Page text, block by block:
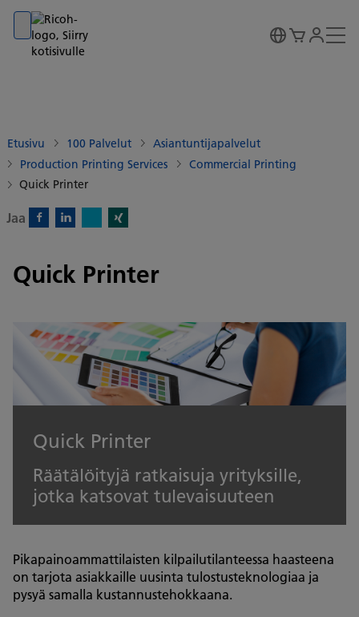
Go to banner
Go to content
Go to footer
Etusivu 100 Palvelut
Asiantuntijapalvelut
Production Printing Services
Commercial Printing
Quick Printer
Jaa
Quick Printer
Quick Printer
Räätälöityjä ratkaisuja yrityksille,
jotka katsovat tulevaisuuteen
Pikapainoammattilaisten kilpailutilanteessa haasteena
on tarjota asiakkaille uusinta tulostusteknologiaa ja
pysyä samalla kustannustehokkaana.